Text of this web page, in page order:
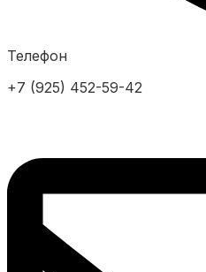
Телефон
+7 (925) 452-59-42